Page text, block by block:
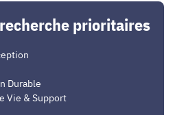
prioritaires
Durable
Vie & Support